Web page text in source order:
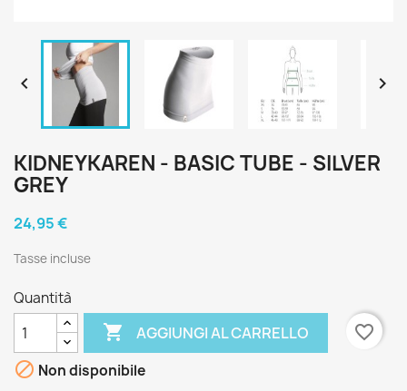
 
KIDNEYKAREN - BASIC TUBE - SILVER
GREY
24,95 €
Tasse incluse
Quantità
 AGGIUNGI AL CARRELLO
favorite_border
 Non disponibile